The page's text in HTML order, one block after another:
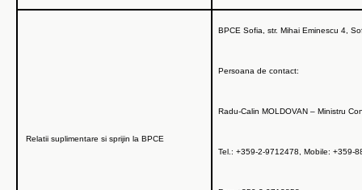
Relatii suplimentare si sprijin la BPCE
BPCE Sofia, str. Mihai Eminescu 4,
Persoana de contact:
Radu-Calin MOLDOVAN – Ministru
Tel.: +359-2-9712478, Mobile: +359-